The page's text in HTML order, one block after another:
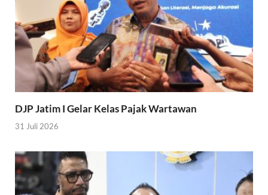
DJP Jatim I Gelar Kelas Pajak Wartawan
31 Juli 2026